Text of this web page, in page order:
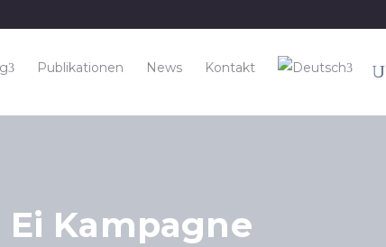
Publikationen News Kontakt
Ei Kampagne